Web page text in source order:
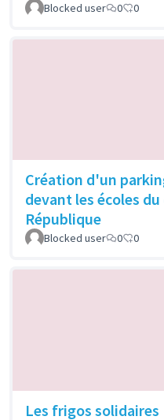
Blocked user 0 0
Création d'un
devant les écoles
République
Blocked user 0 0
Les frigos solidaires